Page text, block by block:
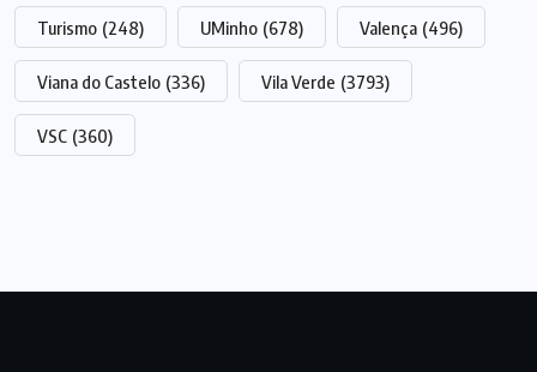
Turismo (248) UMinho (678) Valença (496)
Viana do Castelo (336) Vila Verde (3793)
VSC (360)